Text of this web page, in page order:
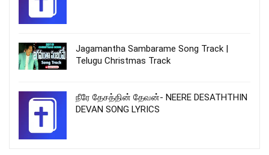
Jagamantha Sambarame Song Track |
Telugu Christmas Track
நீரே தேசத்தின் தேவன்- NEERE DESATHTHIN
DEVAN SONG LYRICS